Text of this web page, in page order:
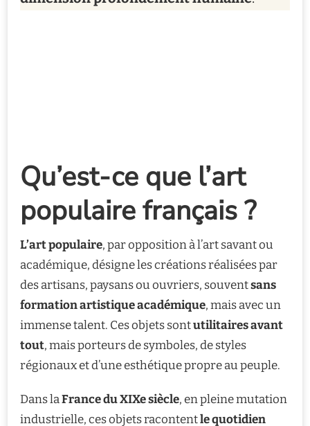
Qu’est-ce que l’art
populaire français ?
L’art populaire, par opposition à l’art savant ou
académique, désigne les créations réalisées par
des artisans, paysans ou ouvriers, souventsans
formation artistique académique, mais avec un
immense talent. Ces objets sontutilitaires avant
tout, mais porteurs de symboles, de styles
régionaux et d’une esthétique propre au peuple.
Dans laFrance du XIXe siècle, en pleine mutation
industrielle, ces objets racontentle quotidien